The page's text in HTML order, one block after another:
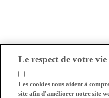
Le respect de votre vie
Les cookies nous aident à
site afin d'améliorer notre site